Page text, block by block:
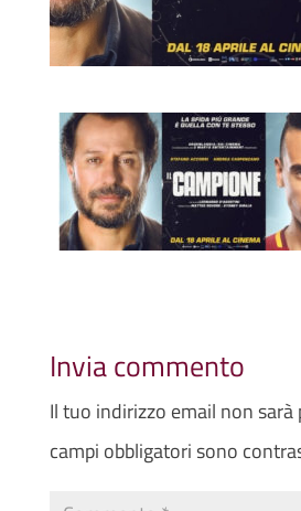
Invia commento
Il tuo indirizzo email non sarà
campi obbligatori sono